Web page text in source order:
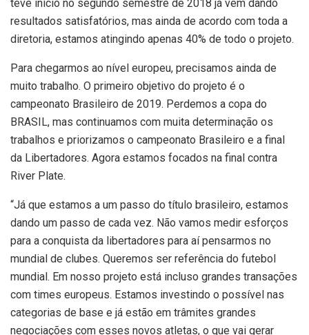
teve início no segundo semestre de 2018 já vem dando
resultados satisfatórios, mas ainda de acordo com toda a
diretoria, estamos atingindo apenas 40% de todo o projeto.
Para chegarmos ao nível europeu, precisamos ainda de
muito trabalho. O primeiro objetivo do projeto é o
campeonato Brasileiro de 2019. Perdemos a copa do
BRASIL, mas continuamos com muita determinação os
trabalhos e priorizamos o campeonato Brasileiro e a final
da Libertadores. Agora estamos focados na final contra
River Plate.
“Já que estamos a um passo do título brasileiro, estamos
dando um passo de cada vez. Não vamos medir esforços
para a conquista da libertadores para aí pensarmos no
mundial de clubes. Queremos ser referência do futebol
mundial. Em nosso projeto está incluso grandes transações
com times europeus. Estamos investindo o possível nas
categorias de base e já estão em trâmites grandes
negociações com esses novos atletas, o que vai gerar